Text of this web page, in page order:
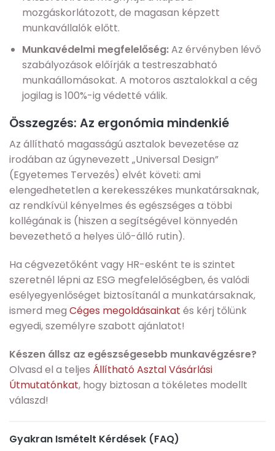
mozgáskorlátozott, de magasan képzett
munkavállalók előtt.
Munkavédelmi megfelelőség:Az érvényben lévő
szabályozások előírják a testreszabható
munkaállomásokat. A motoros asztalokkal a cég
jogilag is 100%-ig védetté válik.
Összegzés: Az ergonómia mindenkié
Az állítható magasságú asztalok bevezetése az
irodában az úgynevezett „Universal Design”
(Egyetemes Tervezés) elvét követi: ami
elengedhetetlen a kerekesszékes munkatársaknak,
az rendkívül kényelmes és egészséges a többi
kollégának is (hiszen a segítségével könnyedén
bevezethető a helyes ülő-álló rutin).
Ha cégvezetőként vagy HR-esként te is szintet
szeretnél lépni az ESG megfelelőségben, és valódi
esélyegyenlőséget biztosítanál a munkatársaknak,
ismerd meg Céges megoldásainkat és kérj tőlünk
egyedi, személyre szabott ajánlatot!
Készen állsz az egészségesebb munkavégzésre?
Olvasd el a teljes Állítható Asztal Vásárlási
Útmutatónkat, hogy biztosan a tökéletes modellt
válaszd!
Gyakran Ismételt Kérdések (FAQ)